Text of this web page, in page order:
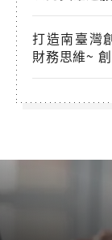
打造南臺灣
財務思維~